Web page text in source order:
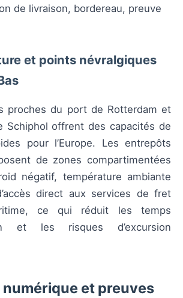
de livraison, bordereau, preuve
et points névralgiques
proches du port de Rotterdam et
Schiphol offrent des capacités de
pour l’Europe. Les entrepôts
de zones compartimentées
négatif, température ambiante
direct aux services de fret
ce qui réduit les temps
et les risques d’excursion
et preuves